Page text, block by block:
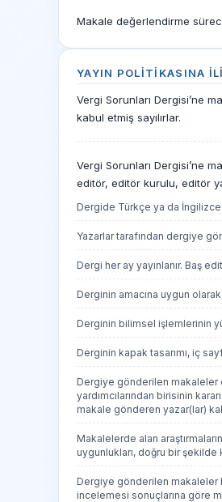
Makale değerlendirme
YAYIN POLITIKASINA
Vergi Sorunları Dergisi’ne
kabul etmiş sayılırlar.
Vergi Sorunları Dergisi’ne
editör, editör kurulu, editör
Dergide Türkçe ya da İngilizce
Yazarlar tarafından dergiye
Dergi her ay yayınlanır. Baş
Derginin amacına uygun
Derginin bilimsel işlemlerinin
Derginin kapak tasarımı, iç
Dergiye gönderilen makaleler
yardımcılarından birisinin
makale gönderen yazar(lar)
Makalelerde alan
uygunlukları, doğru bir şekilde
Dergiye gönderilen makaleler
incelemesi sonuçlarına göre